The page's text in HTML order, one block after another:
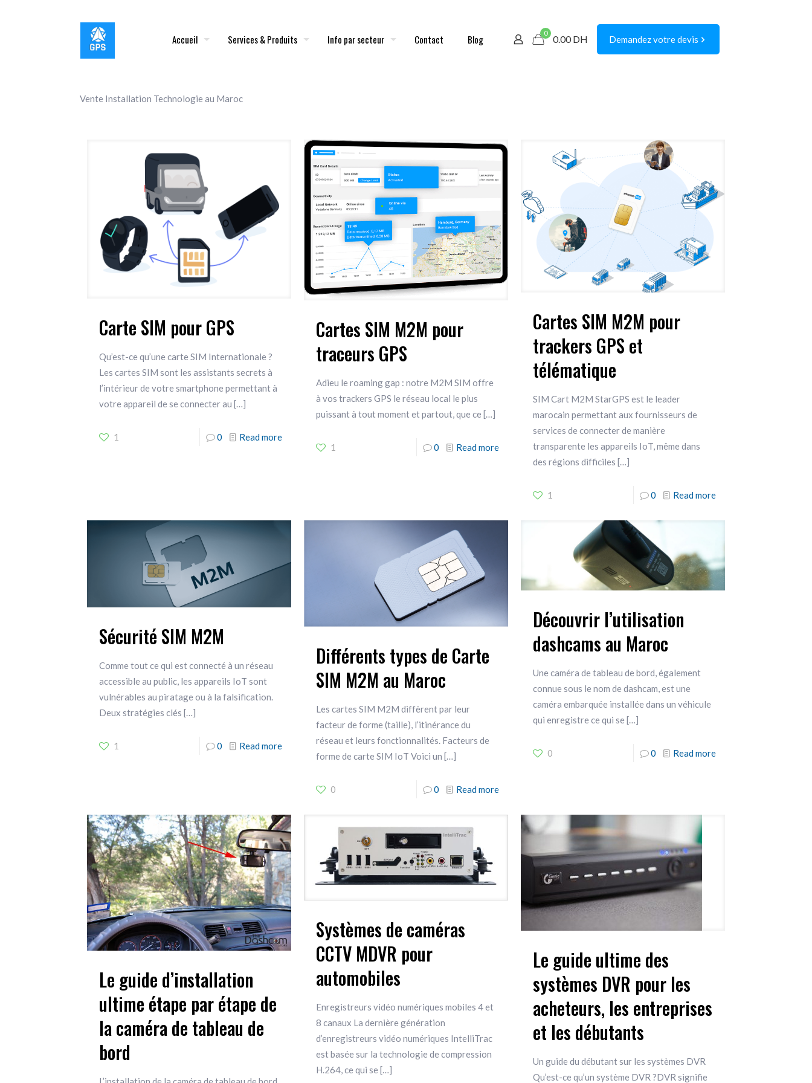
Accueil Services & Produits Info par secteur Contact Blog 0
0.00DH Demandez votre devis
Vente Installation Technologie au Maroc
Carte SIM pour GPS
Qu’est-ce qu’une carte SIM Internationale ?
Les cartes SIM sont les assistants secrets à
l’intérieur de votre smartphone permettant à
votre appareil de se connecter au […]
1 0 Read more
Cartes SIM M2M pour
traceurs GPS
Adieu le roaming gap : notre M2M SIM offre
à vos trackers GPS le réseau local le plus
puissant à tout moment et partout, que ce […]
1 0 Read more
Cartes SIM M2M pour
trackers GPS et
télématique
SIM Cart M2M StarGPS est le leader
marocain permettant aux fournisseurs de
services de connecter de manière
transparente les appareils IoT, même dans
des régions difficiles […]
1 0 Read more
Sécurité SIM M2M
Comme tout ce qui est connecté à un réseau
accessible au public, les appareils IoT sont
vulnérables au piratage ou à la falsification.
Deux stratégies clés […]
1 0 Read more
Différents types de Carte
SIM M2M au Maroc
Les cartes SIM M2M diffèrent par leur
facteur de forme (taille), l’itinérance du
réseau et leurs fonctionnalités. Facteurs de
forme de carte SIM IoT Voici un […]
0 0 Read more
Découvrir l’utilisation
dashcams au Maroc
Une caméra de tableau de bord, également
connue sous le nom de dashcam, est une
caméra embarquée installée dans un véhicule
qui enregistre ce qui se […]
0 0 Read more
Le guide d’installation
ultime étape par étape de
la caméra de tableau de
bord
Systèmes de caméras
CCTV MDVR pour
automobiles
Enregistreurs vidéo numériques mobiles 4 et
8 canaux La dernière génération
d’enregistreurs vidéo numériques IntelliTrac
est basée sur la technologie de compression
H.264, ce qui se […]
Le guide ultime des
systèmes DVR pour les
acheteurs, les entreprises
et les débutants
Un guide du débutant sur les systèmes DVR
Qu’est-ce qu’un système DVR ?DVR signifie